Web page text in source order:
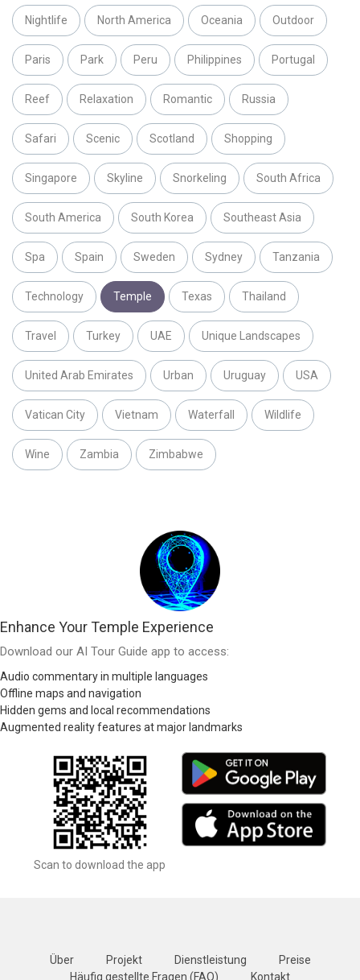
Nightlife North America Oceania Outdoor
Paris Park Peru Philippines Portugal
Reef Relaxation Romantic Russia
Safari Scenic Scotland Shopping
Singapore Skyline Snorkeling South Africa
South America South Korea Southeast Asia
Spa Spain Sweden Sydney Tanzania
Technology Temple Texas Thailand
Travel Turkey UAE Unique Landscapes
United Arab Emirates Urban Uruguay USA
Vatican City Vietnam Waterfall Wildlife
Wine Zambia Zimbabwe
Enhance Your Temple Experience
Download our AI Tour Guide app to access:
Audio commentary in multiple languages
Offline maps and navigation
Hidden gems and local recommendations
Augmented reality features at major landmarks
Scan to download the app
Über Projekt Dienstleistung
Preise
Häufig gestellte Fragen (FAQ)
Kontakt